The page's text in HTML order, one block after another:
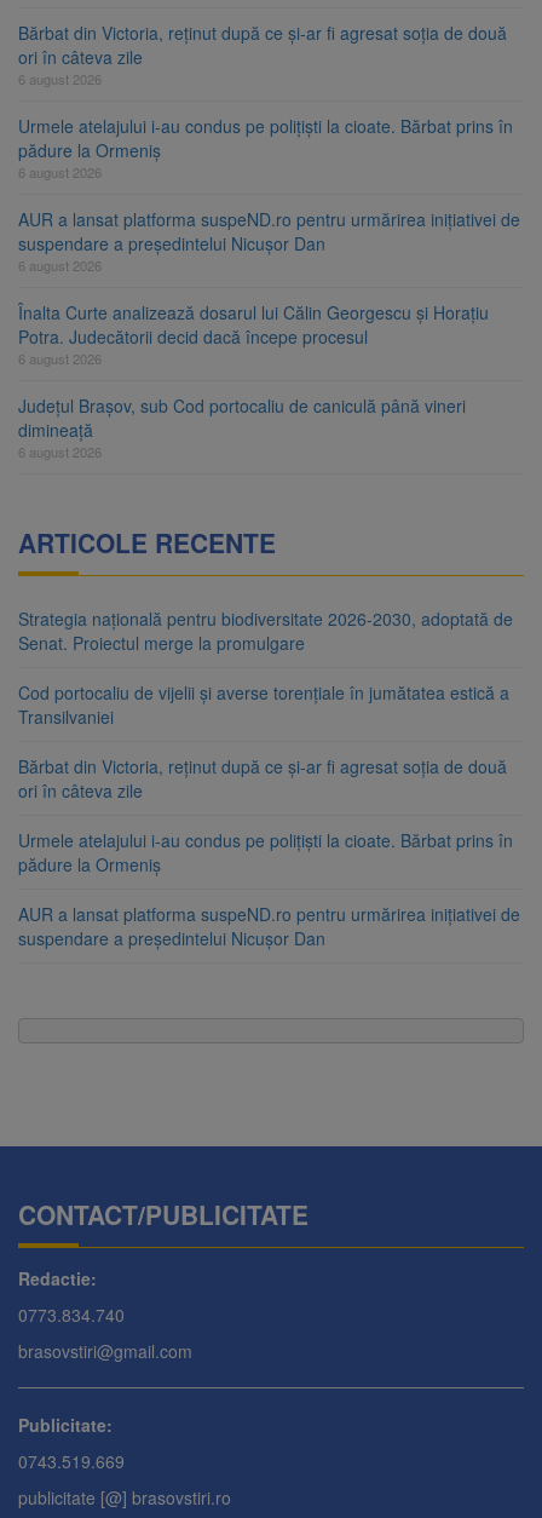
Bărbat din Victoria, reținut după ce și-ar fi agresat soția de două
ori în câteva zile
6 august 2026
Urmele atelajului i-au condus pe polițiști la cioate. Bărbat prins în
pădure la Ormeniș
6 august 2026
AUR a lansat platforma suspeND.ro pentru urmărirea inițiativei de
suspendare a președintelui Nicușor Dan
6 august 2026
Înalta Curte analizează dosarul lui Călin Georgescu și Horațiu
Potra. Judecătorii decid dacă începe procesul
6 august 2026
Județul Brașov, sub Cod portocaliu de caniculă până vineri
dimineață
6 august 2026
ARTICOLE RECENTE
Strategia națională pentru biodiversitate 2026-2030, adoptată de
Senat. Proiectul merge la promulgare
Cod portocaliu de vijelii și averse torențiale în jumătatea estică a
Transilvaniei
Bărbat din Victoria, reținut după ce și-ar fi agresat soția de două
ori în câteva zile
Urmele atelajului i-au condus pe polițiști la cioate. Bărbat prins în
pădure la Ormeniș
AUR a lansat platforma suspeND.ro pentru urmărirea inițiativei de
suspendare a președintelui Nicușor Dan
CONTACT/PUBLICITATE
Redactie:
0773.834.740
brasovstiri@gmail.com
Publicitate:
0743.519.669
publicitate [@] brasovstiri.ro